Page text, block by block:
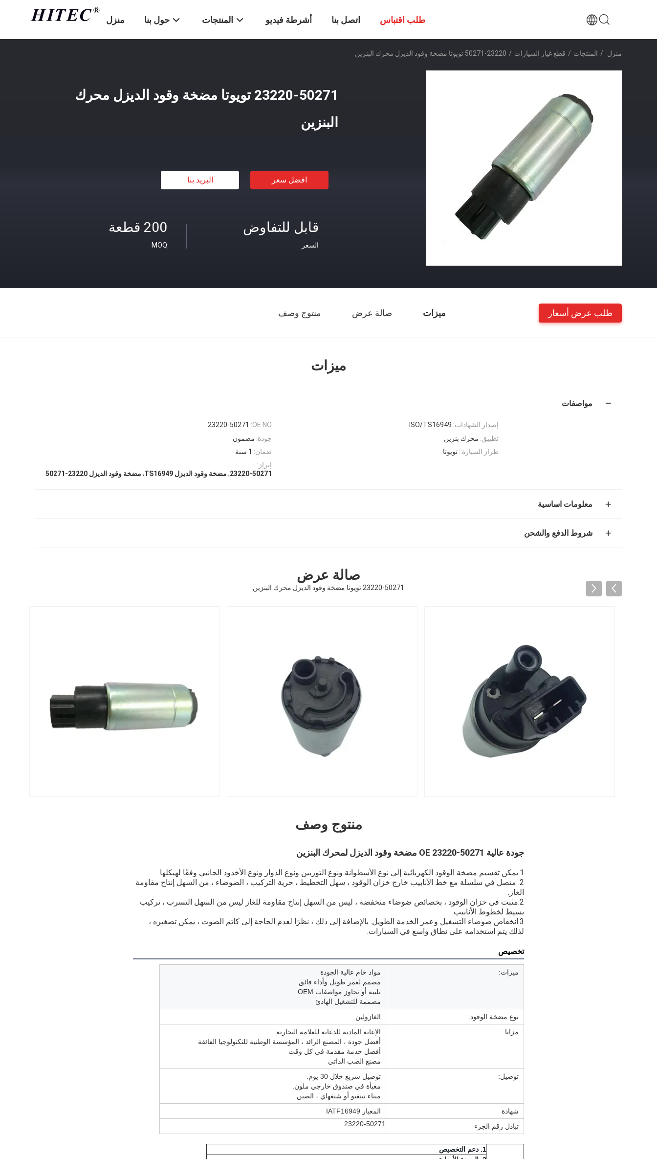
منزل حول بنا المنتجات أشرطة فيديو اتصل بنا طلب اقتباس
منزل / المنتجات / قطع غيار السيارات / 23220-50271 تويوتا مضخة وقود الديزل محرك البنزين
23220-50271 تويوتا مضخة وقود الديزل محرك
البنزين
افضل سعر البريد بنا
200 قطعة
MOQ
قابل للتفاوض
السعر
ميزات صالة عرض منتوج وصف طلب عرض أسعار
ميزات
مواصفات
OE NO:
23220-50271 إصدار الشهادات: ISO/TS16949
جودة: مضمون تطبيق: محرك بنزين
ضمان: 1 سنة طراز السيارة:: تويوتا
إبراز:
23220-50271
, مضخة وقود الديزل TS16949 , مضخة وقود الديزل 23220-50271
معلومات اساسية
شروط الدفع والشحن
صالة عرض
23220-50271 تويوتا مضخة وقود الديزل محرك البنزين
منتوج وصف
جودة عالية OE 23220-50271 مضخة وقود الديزل لمحرك البنزين
1.يمكن تقسيم مضخة الوقود الكهربائية إلى نوع الأسطوانة ونوع التوربين ونوع الدوار ونوع الأخدود الجانبي وفقًا لهيكلها.
2. متصل في سلسلة مع خط الأنابيب خارج خزان الوقود ، سهل التخطيط ، حرية التركيب ، الضوضاء ، من السهل إنتاج مقاومة
الغاز.
2.مثبت في خزان الوقود ، بخصائص ضوضاء منخفضة ، ليس من السهل إنتاج مقاومة للغاز ليس من السهل التسرب ، تركيب
بسيط لخطوط الأنابيب.
3.انخفاض ضوضاء التشغيل وعمر الخدمة الطويل. بالإضافة إلى ذلك ، نظرًا لعدم الحاجة إلى كاتم الصوت ، يمكن تصغيره ،
لذلك يتم استخدامه على نطاق واسع في السيارات.
تخصيص
ميزات:
مواد خام عالية الجودة
مصمم لعمر طويل وأداء فائق
تلبية أو تجاوز مواصفات OEM
مصممة للتشغيل الهادئ
نوع مضخة الوقود:
الغازولين
مزايا:
الإعانة المادية للدعاية للعلامة التجارية
أفضل جودة ، المصنع الرائد ، المؤسسة الوطنية للتكنولوجيا الفائقة
أفضل خدمة مقدمة في كل وقت
مصنع الصب الذاتي
توصيل:
توصيل سريع خلال 30 يوم.
معبأة في صندوق خارجي ملون.
ميناء نينغبو أو شنغهاي ، الصين
شهادة
المعيار IATF16949
تبادل رقم الجزء
23220-50271
1. دعم التخصيص